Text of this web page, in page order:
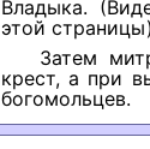
Владыка.
этой
Затем
крест, а при
богомольцев.